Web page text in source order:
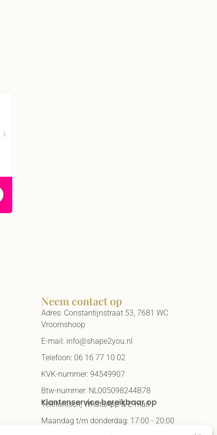
Neem contact op
Adres: Constantijnstraat 53, 7681 WC
Vroomshoop
E-mail: info@shape2you.nl
Telefoon: 06 16 77 10 02
KVK-nummer: 94549907
Btw-nummer: NL005098244B78
Klantenservice bereikbaar op
Telefonisch, WhatsApp & E-mail:
Maandag t/m donderdag: 17:00 - 20:00